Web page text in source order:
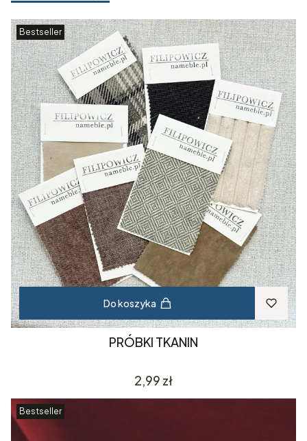
Bestseller
Do koszyka
PRÓBKI TKANIN
Cena
2,99 zł
Bestseller